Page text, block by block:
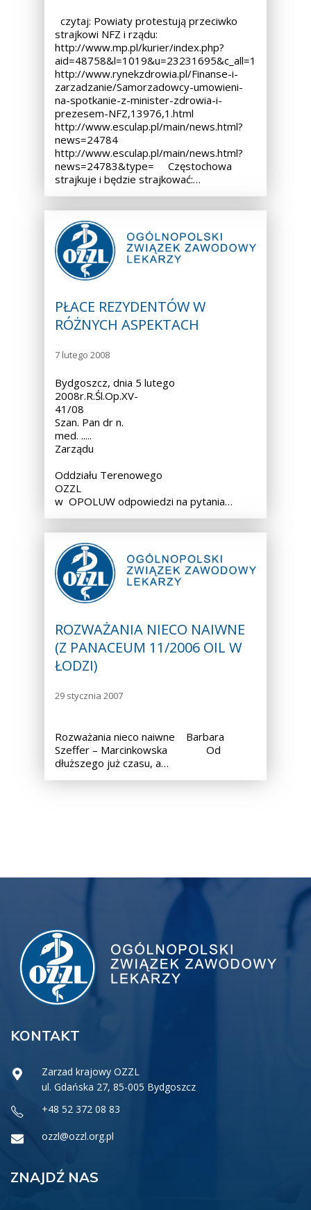
czytaj: Powiaty protestują przeciwko
strajkowi NFZ i rządu:
http://www.mp.pl/kurier/index.php?
aid=48758&l=1019&u=23231695&c_all=1
http://www.rynekzdrowia.pl/Finanse-i-
zarzadzanie/Samorzadowcy-umowieni-
na-spotkanie-z-minister-zdrowia-i-
prezesem-NFZ,13976,1.html
http://www.esculap.pl/main/news.html?
news=24784
http://www.esculap.pl/main/news.html?
news=24783&type= Częstochowa
strajkuje i będzie strajkować:…
PŁACE REZYDENTÓW W
RÓŻNYCH ASPEKTACH
7 lutego 2008
Bydgoszcz, dnia 5 lutego
2008r.R.Śl.Op.XV-
41/08
Szan. Pan dr n.
med. .....
Zarządu
Oddziału Terenowego
OZZL
w OPOLUW odpowiedzi na pytania…
ROZWAŻANIA NIECO NAIWNE
(Z PANACEUM 11/2006 OIL W
ŁODZI)
29 stycznia 2007
Rozważania nieco naiwne Barbara
Szeffer – Marcinkowska Od
dłuższego już czasu, a…
KONTAKT
Zarzad krajowy OZZL
ul. Gdańska 27, 85-005 Bydgoszcz
+48 52 372 08 83
ozzl@ozzl.org.pl
ZNAJDŹ NAS